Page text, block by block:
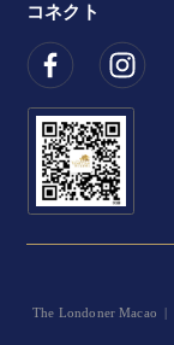
コネクト
The Londoner Macao |